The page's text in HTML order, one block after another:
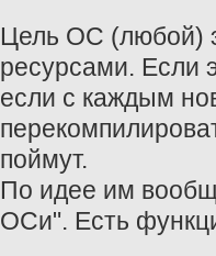
;// bc -
ret ;//
;
;// точка
прочитанных
; Делаем
ret ;//
Цель ОС (любой)
ресурсами. Если
если с каждым
поймут.
По идее им
ОСи". Есть